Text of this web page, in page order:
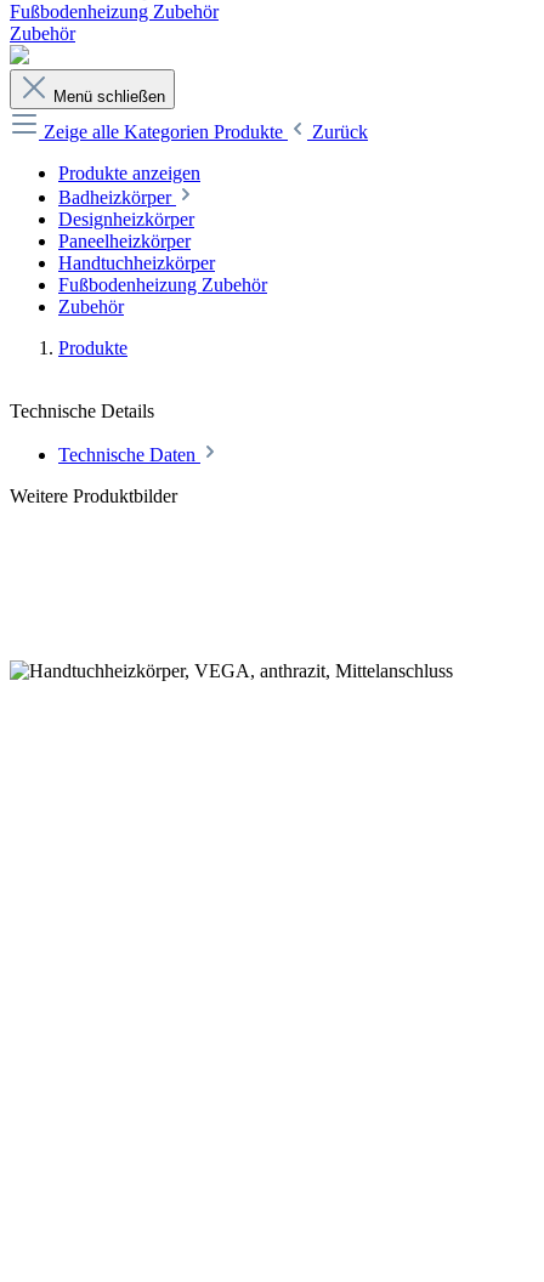
Fußbodenheizung Zubehör
Zubehör
Menü schließen
Zeige alle Kategorien Produkte
Zurück
Produkte anzeigen
Badheizkörper
Designheizkörper
Paneelheizkörper
Handtuchheizkörper
Fußbodenheizung Zubehör
Zubehör
Produkte
Technische Details
Technische Daten
Weitere Produktbilder